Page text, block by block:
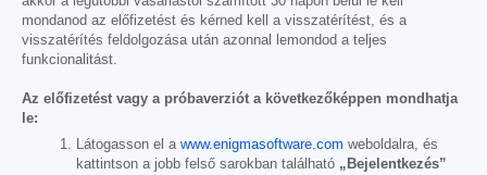
mondanod az előfizetést és kérned kell a visszatérítést, és a
visszatérítés feldolgozása után azonnal lemondod a teljes
funkcionalitást.
Az előfizetést vagy a próbaverziót a következőképpen mondhatja
le:
Látogasson el a www.enigmasoftware.com weboldalra, és
kattintson a jobb felső sarokban található „Bejelentkezés”